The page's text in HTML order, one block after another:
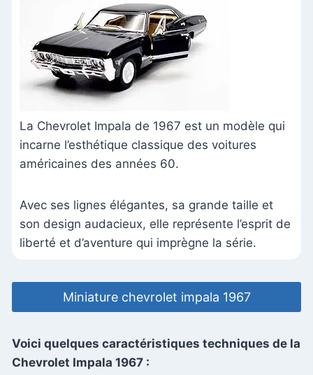
La Chevrolet Impala de 1967 est un modèle qui
incarne l’esthétique classique des voitures
américaines des années 60.
Avec ses lignes élégantes, sa grande taille et
son design audacieux, elle représente l’esprit de
liberté et d’aventure qui imprègne la série.
Miniature chevrolet impala 1967
Voici quelques caractéristiques techniques de la
Chevrolet Impala 1967 :